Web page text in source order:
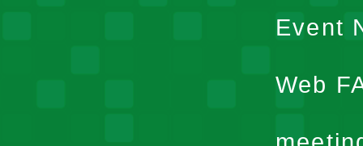
Event
Web